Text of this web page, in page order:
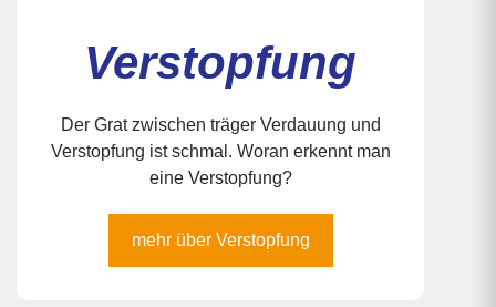
Verstopfung
Der Grat zwischen träger Verdauung und
Verstopfung ist schmal. Woran erkennt man
eine Verstopfung?
mehr über Verstopfung